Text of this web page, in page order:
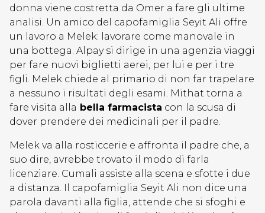
donna viene costretta da Omer a fare gli ultime
analisi. Un amico del capofamiglia Seyit Ali offre
un lavoro a Melek: lavorare come manovale in
una bottega. Alpay si dirige in una agenzia viaggi
per fare nuovi biglietti aerei, per lui e per i tre
figli. Melek chiede al primario di non far trapelare
a nessuno i risultati degli esami. Mithat torna a
fare visita alla bella farmacista con la scusa di
dover prendere dei medicinali per il padre.
Melek va alla rosticcerie e affronta il padre che, a
suo dire, avrebbe trovato il modo di farla
licenziare. Cumali assiste alla scena e sfotte i due
a distanza. Il capofamiglia Seyit Ali non dice una
parola davanti alla figlia, attende che si sfoghi e